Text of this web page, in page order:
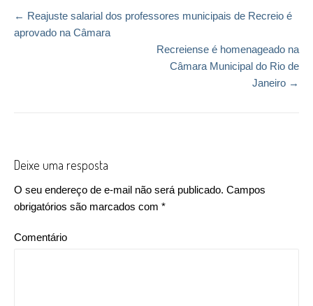
Post navigation
← Reajuste salarial dos professores municipais de Recreio é
aprovado na Câmara
Recreiense é homenageado na
Câmara Municipal do Rio de
Janeiro →
Deixe uma resposta
O seu endereço de e-mail não será publicado. Campos
obrigatórios são marcados com *
Comentário